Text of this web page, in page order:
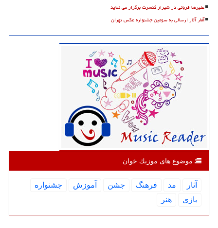
علیرضا قربانی در شیراز کنسرت برگزار می نماید
آمار آثار ارسالی به سومین جشنواره عکس تهران
موضوع های موزیك خوان
آثار مد فرهنگ جشن آموزش
جشنواره
بازی
هنر